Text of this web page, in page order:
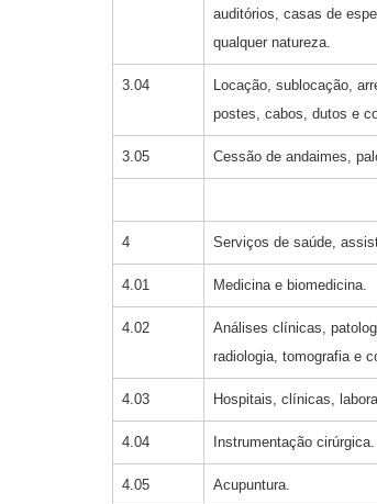
auditórios, casas de
qualquer natureza.
3.04
Locação, sublocação,
postes, cabos, dutos e
3.05 Cessão de andaimes,
4 Serviços de saúde,
4.01 Medicina e biomedicina.
4.02
Análises clínicas,
radiologia, tomografia e
4.03 Hospitais, clínicas,
4.04 Instrumentação cirúrgica.
4.05 Acupuntura.